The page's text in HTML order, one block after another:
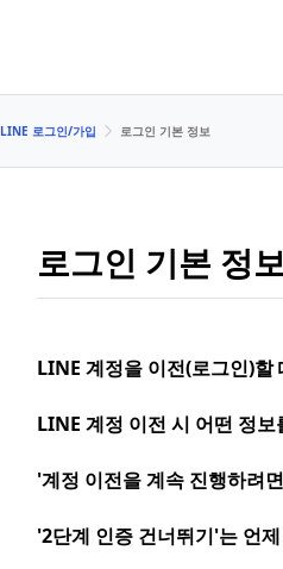
LINE 로그인/가입 로그인 기본 정보
로그인 기본 정
LINE 계정을 이전(로그인)할
LINE 계정 이전 시 어떤 정
'계정 이전을 계속 진행하려
'2단계 인증 건너뛰기'는 언